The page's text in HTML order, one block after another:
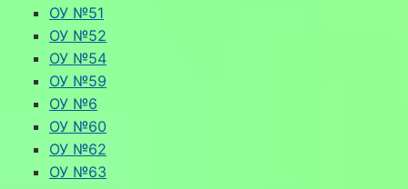
ОУ №51
ОУ №52
ОУ №54
ОУ №59
ОУ №6
ОУ №60
ОУ №62
ОУ №63